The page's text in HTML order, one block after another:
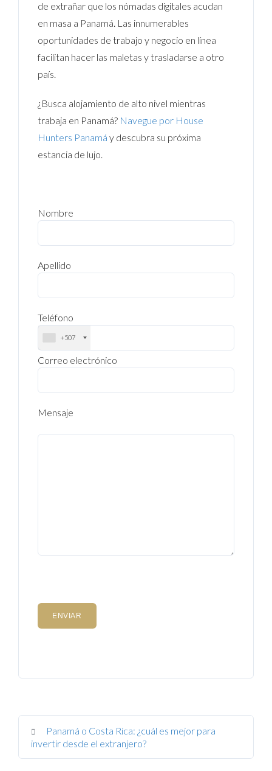
de extrañar que los nómadas digitales acudan
en masa a Panamá. Las innumerables
oportunidades de trabajo y negocio en línea
facilitan hacer las maletas y trasladarse a otro
país.
¿Busca alojamiento de alto nivel mientras
trabaja en Panamá? Navegue por House
Hunters Panamá y descubra su próxima
estancia de lujo.
Nombre
Apellido
Teléfono
+507
Correo electrónico
Mensaje
Panamá o Costa Rica: ¿cuál es mejor para
invertir desde el extranjero?